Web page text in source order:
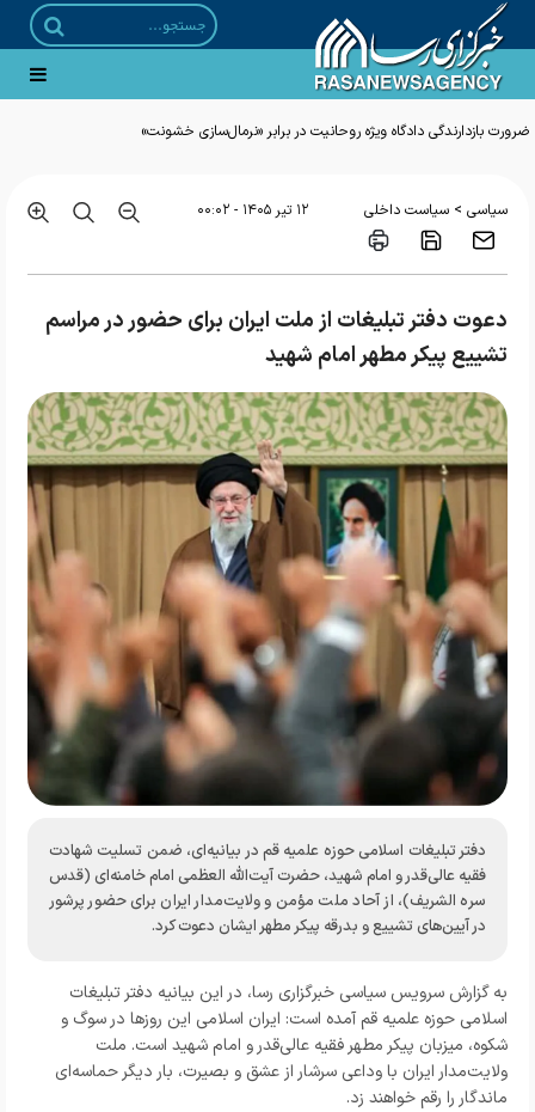
ضرورت بازدارندگی دادگاه ویژه روحانیت در برابر «نرمال‌سازی خشونت»
سیاسی > سیاست داخلی ۱۲ تير ۱۴۰۵ - ۰۰:۰۲
دعوت دفتر تبلیغات از ملت ایران برای حضور در مراسم
تشییع پیکر مطهر امام شهید
دفتر تبلیغات اسلامی حوزه علمیه قم در بیانیه‌ای، ضمن تسلیت شهادت
فقیه عالی‌قدر و امام شهید، حضرت آیت‌الله العظمی امام خامنه‌ای (قدس
سره الشریف)، از آحاد ملت مؤمن و ولایت‌مدار ایران برای حضور پرشور
در آیین‌های تشییع و بدرقه پیکر مطهر ایشان دعوت کرد.
به گزارش سرویس سیاسی خبرگزاری رسا، در این بیانیه دفتر تبلیغات
اسلامی حوزه علمیه قم آمده است: ایران اسلامی این روزها در سوگ و
شکوه، میزبان پیکر مطهر فقیه عالی‌قدر و امام شهید است. ملت
ولایت‌مدار ایران با وداعی سرشار از عشق و بصیرت، بار دیگر حماسه‌ای
ماندگار را رقم خواهند زد.